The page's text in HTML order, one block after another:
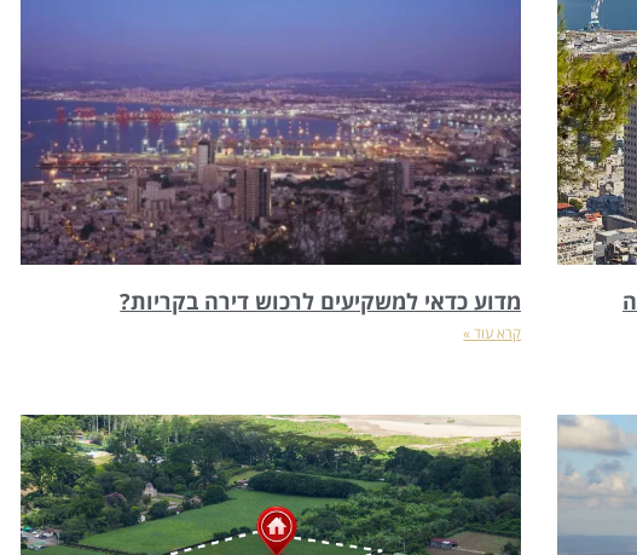
בחיפה
מדוע כדאי למשקיעים לרכוש דירה בקריות?
קרא עוד »